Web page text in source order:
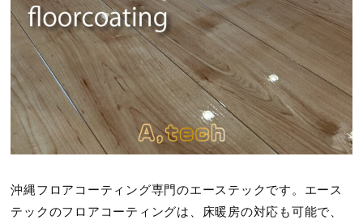
沖縄フロアコーティング専門のエーステックです。エース
テックのフロアコーティングは、床暖房の対応も可能で、